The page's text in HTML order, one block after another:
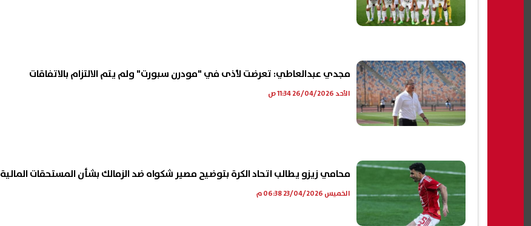
مجدي عبدالعاطي: تعرضت لأذى في "مودرن سبورت" ولم يتم الالتزام بالاتفاقات
الأحد 26/04/2026 11:34 ص
محامي زيزو يطالب اتحاد الكرة بتوضيح مصير شكواه ضد الزمالك بشأن المستحقات المالية
الخميس 23/04/2026 06:38 م